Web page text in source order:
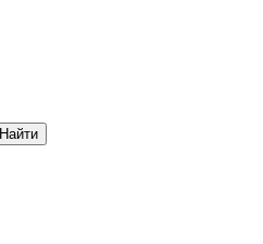
Найти